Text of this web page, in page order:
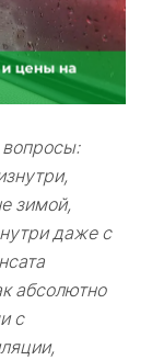
зимой,
даже с
абсолютно
с